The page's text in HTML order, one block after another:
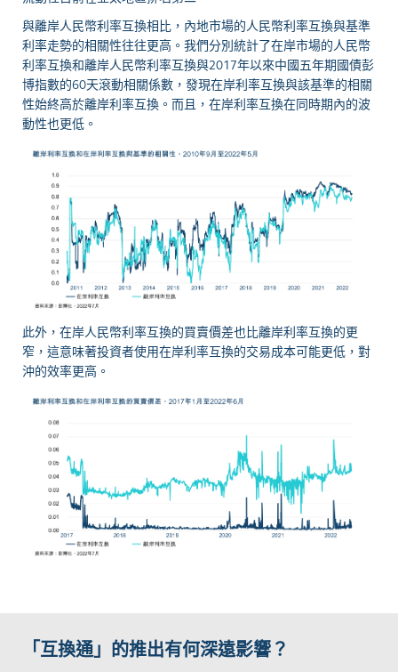
與離岸人民幣利率互換相比，內地市場的人民幣利率互換與基準
利率走勢的相關性往往更高。我們分別統計了在岸市場的人民幣
利率互換和離岸人民幣利率互換與2017年以來中國五年期國債彭
博指數的60天滾動相關係數，發現在岸利率互換與該基準的相關
性始終高於離岸利率互換。而且，在岸利率互換在同時期內的波
動性也更低。
此外，在岸人民幣利率互換的買賣價差也比離岸利率互換的更
窄，這意味著投資者使用在岸利率互換的交易成本可能更低，對
沖的效率更高。
「互換通」的推出有何深遠影響？